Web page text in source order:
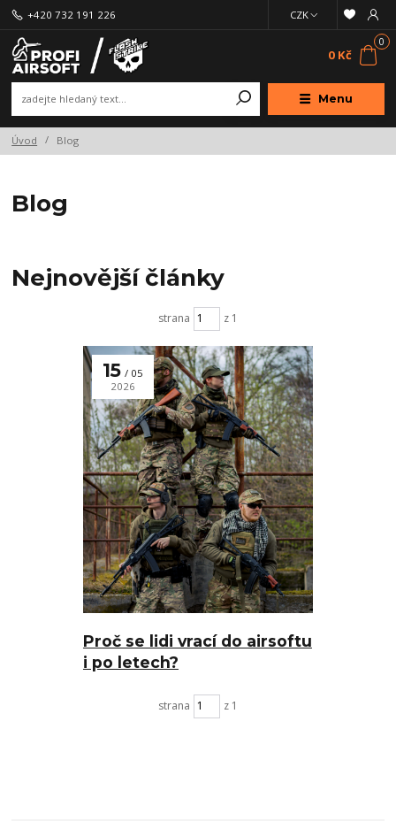
Menu
CZK
+420 732 191 226
0
0 Kč
Úvod Blog
Blog
Nejnovější články
strana z 1
Proč se lidi vrací do airsoftu
i po letech?
15
05
2026
strana z 1